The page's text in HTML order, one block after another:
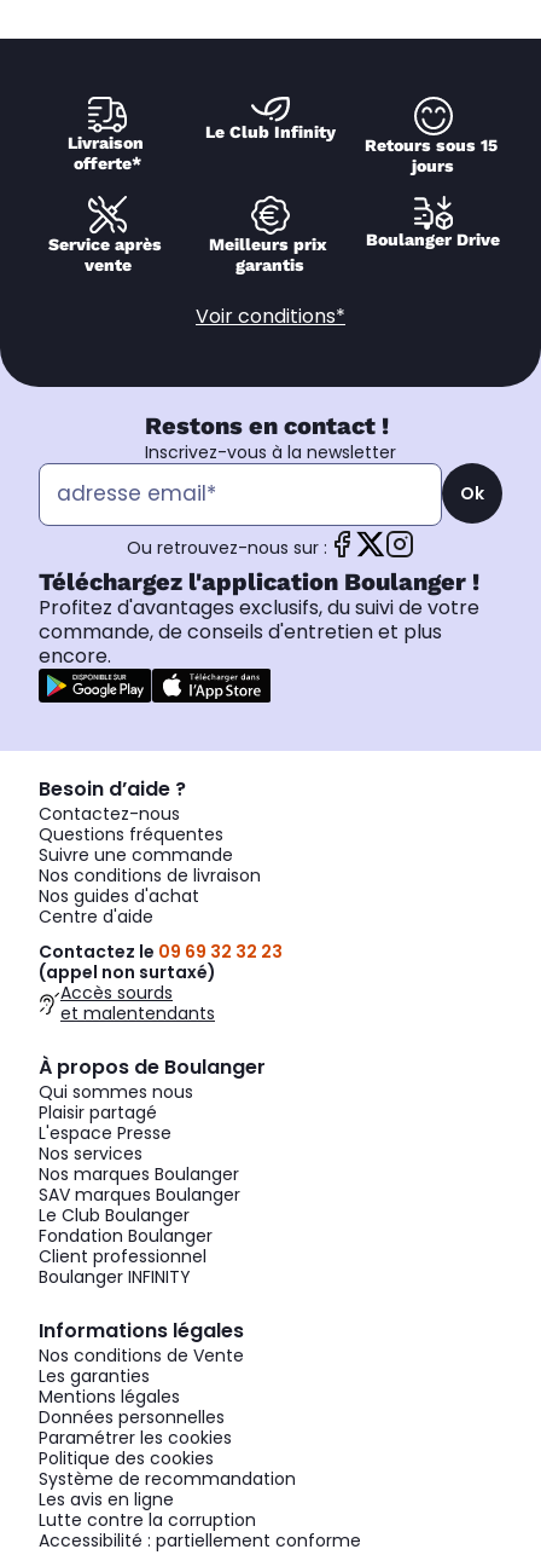
Livraison
offerte*
Le Club Infinity
Retours sous 15
jours
Service après
vente
Meilleurs prix
garantis
Boulanger Drive
Voir conditions*
Restons en contact !
Inscrivez-vous à la newsletter
Ok
Ou retrouvez-nous sur :
Téléchargez l'application Boulanger !
Profitez d'avantages exclusifs, du suivi de votre
commande, de conseils d'entretien et plus
encore.
Besoin d’aide ?
Contactez-nous
Questions fréquentes
Suivre une commande
Nos conditions de livraison
Nos guides d'achat
Centre d'aide
Contactez le 09 69 32 32 23
(appel non surtaxé)
Accès sourds
et malentendants
À propos de Boulanger
Qui sommes nous
Plaisir partagé
L'espace Presse
Nos services
Nos marques Boulanger
SAV marques Boulanger
Le Club Boulanger
Fondation Boulanger
Client professionnel
Boulanger INFINITY
Informations légales
Nos conditions de Vente
Les garanties
Mentions légales
Données personnelles
Paramétrer les cookies
Politique des cookies
Système de recommandation
Les avis en ligne
Lutte contre la corruption
Accessibilité : partiellement conforme